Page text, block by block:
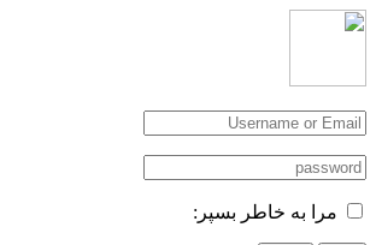
مرا به خاطر بسپر: